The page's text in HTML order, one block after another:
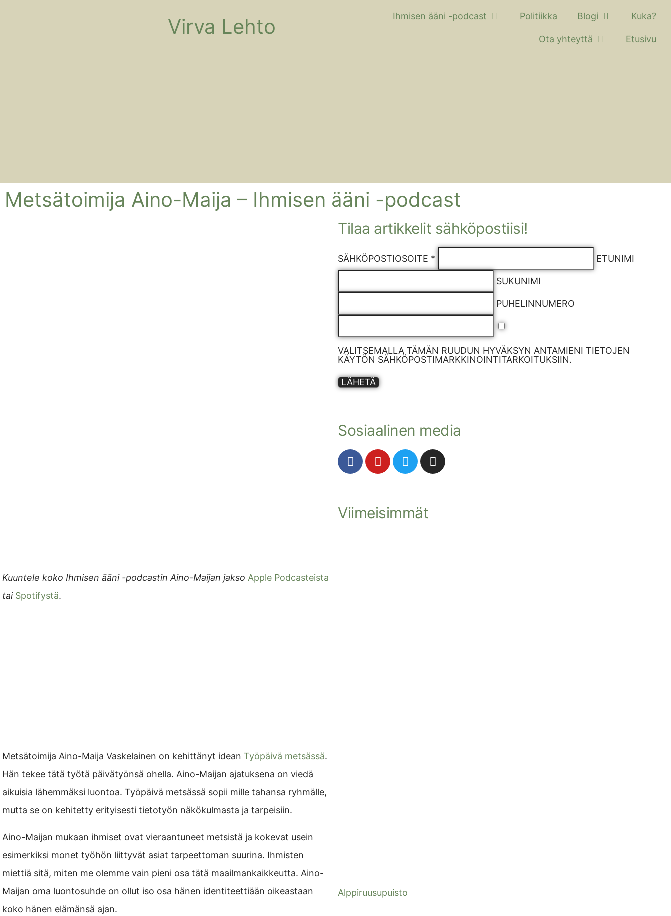
Virva Lehto Ihmisen ääni -podcast Politiikka Blogi Kuka?
Ota yhteyttä Etusivu
Metsätoimija Aino-Maija – Ihmisen ääni -podcast
Kuuntele koko Ihmisen ääni -podcastin Aino-Maijan jakso Apple Podcasteista
tai Spotifystä.
Metsätoimija Aino-Maija Vaskelainen on kehittänyt idean Työpäivä metsässä.
Hän tekee tätä työtä päivätyönsä ohella. Aino-Maijan ajatuksena on viedä
aikuisia lähemmäksi luontoa. Työpäivä metsässä sopii mille tahansa ryhmälle,
mutta se on kehitetty erityisesti tietotyön näkökulmasta ja tarpeisiin.
Aino-Maijan mukaan ihmiset ovat vieraantuneet metsistä ja kokevat usein
esimerkiksi monet työhön liittyvät asiat tarpeettoman suurina. Ihmisten
miettiä sitä, miten me olemme vain pieni osa tätä maailmankaikkeutta. Aino-
Maijan oma luontosuhde on ollut iso osa hänen identiteettiään oikeastaan
koko hänen elämänsä ajan.
Tilaa artikkelit sähköpostiisi!
SÄHKÖPOSTIOSOITE * ETUNIMI
SUKUNIMI
PUHELINNUMERO
VALITSEMALLA TÄMÄN RUUDUN HYVÄKSYN ANTAMIENI TIETOJEN
KÄYTÖN SÄHKÖPOSTIMARKKINOINTITARKOITUKSIIN.
LÄHETÄ
Sosiaalinen media
Viimeisimmät
Alppiruusupuisto